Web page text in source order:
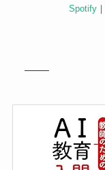
Spotify ｜